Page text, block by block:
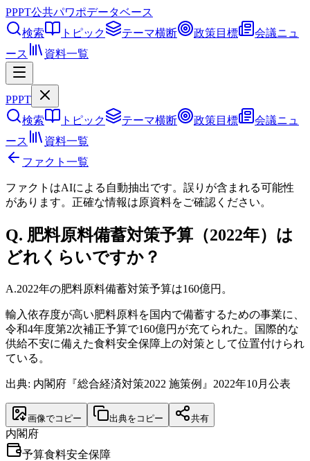
PPPT公共パワポデータベース
検索
トピック テーマ横断 政策目標
会議ニュ
ース
資料一覧
PPPT
検索
トピック テーマ横断 政策目標
会議ニュ
ース
資料一覧
ファクト一覧
ファクトはAIによる自動抽出です。誤りが含まれる可能性
があります。正確な情報は原資料をご確認ください。
Q. 肥料原料備蓄対策予算（2022年）は
どれくらいですか？
A.2022年の肥料原料備蓄対策予算は160億円。
輸入依存度が高い肥料原料を国内で備蓄するための事業に、
令和4年度第2次補正予算で160億円が充てられた。国際的な
供給不安に備えた食料安全保障上の対策として位置付けられ
ている。
出典: 内閣府『総合経済対策2022 施策例』2022年10月公表
画像でコピー 出典をコピー 共有
内閣府
予算食料安全保障